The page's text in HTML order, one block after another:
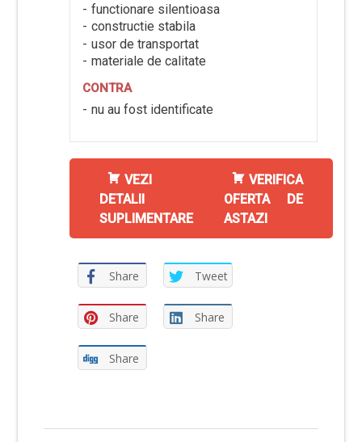
functionare silentioasa
constructie stabila
usor de transportat
materiale de calitate
CONTRA
nu au fost identificate
VEZI
DETALII
SUPLIMENTARE
VERIFICA
OFERTA DE
ASTAZI
Share Tweet
Share Share
Share